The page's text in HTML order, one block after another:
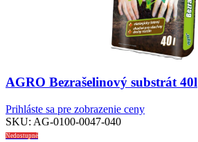
AGRO Bezrašelinový substrát 40l
Prihláste sa pre zobrazenie ceny
SKU: AG-0100-0047-040
Nedostupné